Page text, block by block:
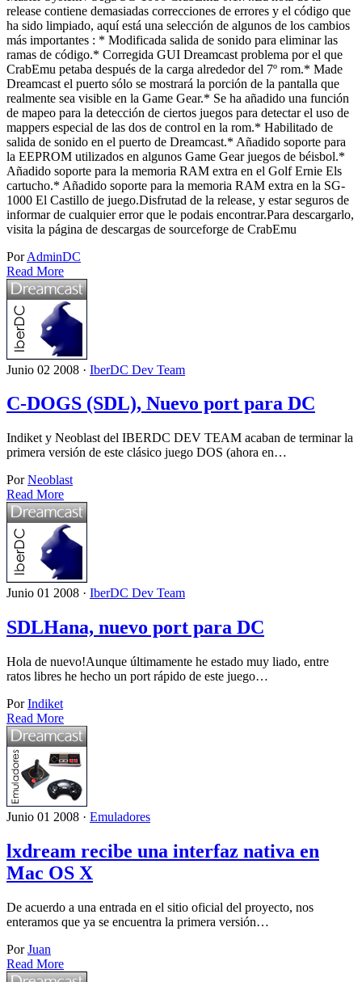
release contiene demasiadas correcciones de errores y el código que
ha sido limpiado, aquí está una selección de algunos de los cambios
más importantes : * Modificada salida de sonido para eliminar las
ramas de código.* Corregida GUI Dreamcast problema por el que
CrabEmu petaba después de la carga alrededor del 7º rom.* Made
Dreamcast el puerto sólo se mostrará la porción de la pantalla que
realmente sea visible en la Game Gear.* Se ha añadido una función
de mapeo para la detección de ciertos juegos para detectar el uso de
mappers especial de las dos de control en la rom.* Habilitado de
salida de sonido en el puerto de Dreamcast.* Añadido soporte para
la EEPROM utilizados en algunos Game Gear juegos de béisbol.*
Añadido soporte para la memoria RAM extra en el Golf Ernie Els
cartucho.* Añadido soporte para la memoria RAM extra en la SG-
1000 El Castillo de juego.Disfrutad de la release, y estar seguros de
informar de cualquier error que le podais encontrar.Para descargarlo,
visita la página de descargas de sourceforge de CrabEmu
PorAdminDC
Read More
Junio 02 2008 · IberDC Dev Team
C-DOGS (SDL), Nuevo port para DC
Indiket y Neoblast del IBERDC DEV TEAM acaban de terminar la
primera versión de este clásico juego DOS (ahora en…
PorNeoblast
Read More
Junio 01 2008 · IberDC Dev Team
SDLHana, nuevo port para DC
Hola de nuevo!Aunque últimamente he estado muy liado, entre
ratos libres he hecho un port rápido de este juego…
PorIndiket
Read More
Junio 01 2008 · Emuladores
lxdream recibe una interfaz nativa en
Mac OS X
De acuerdo a una entrada en el sitio oficial del proyecto, nos
enteramos que ya se encuentra la primera versión…
PorJuan
Read More